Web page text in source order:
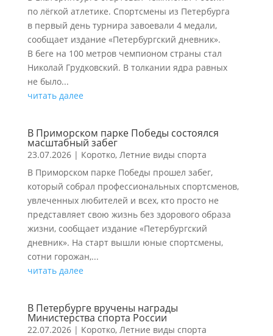
по лёгкой атлетике. Спортсмены из Петербурга
в первый день турнира завоевали 4 медали,
сообщает издание «Петербургский дневник».
В беге на 100 метров чемпионом страны стал
Николай Грудковский. В толкании ядра равных
не было...
читать далее
В Приморском парке Победы состоялся
масштабный забег
23.07.2026| Коротко, Летние виды спорта
В Приморском парке Победы прошел забег,
который собрал профессиональных спортсменов,
увлеченных любителей и всех, кто просто не
представляет свою жизнь без здорового образа
жизни, сообщает издание «Петербургский
дневник». На старт вышли юные спортсмены,
сотни горожан,...
читать далее
В Петербурге вручены награды
Министерства спорта России
22.07.2026| Коротко, Летние виды спорта